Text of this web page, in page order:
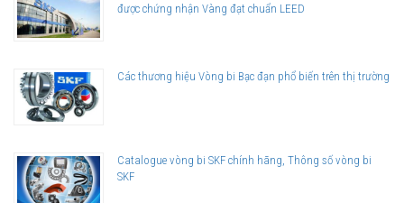
được chứng nhận Vàng đạt chuẩn LEED
Các thương hiệu Vòng bi Bạc đạn phổ biến trên thị trường
Catalogue vòng bi SKF chính hãng, Thông số vòng bi
SKF